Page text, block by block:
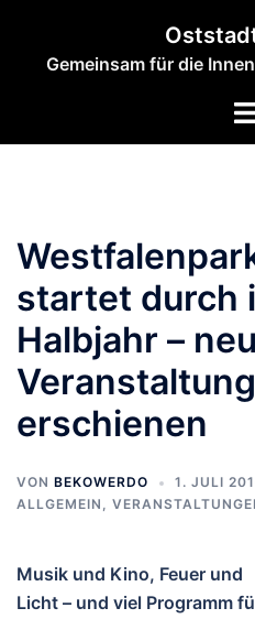
springenGemeinsam für die
startet durch
Halbjahr –
erschienen
VON BEKOWERDO
1. JULI
ALLGEMEIN ,
Musik und Kino, Feuer und
Licht – und viel Programm